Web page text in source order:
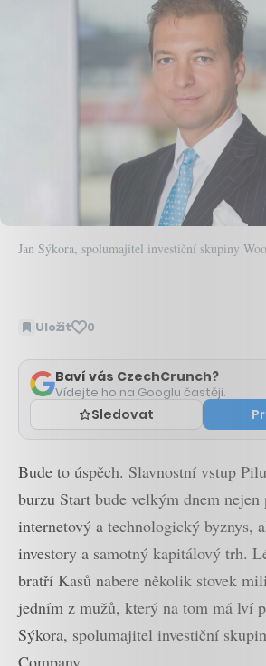
Jan Sýkora, spolumajitel investiční skupiny
Uložit 0
Baví vás CzechCrunch?
Vídejte ho na Googlu častěji.
Sledovat
Bude to úspěch. Slavnostní vstup
burzu Start bude velkým dnem
internetový a technologický byznys,
investory a samotný kapitálový trh.
bratří Kasů nabere několik stovek
jedním z mužů, který na tom má lví
Sýkora, spolumajitel investiční
Company.